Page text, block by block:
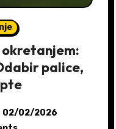
palice,
02/02/2026